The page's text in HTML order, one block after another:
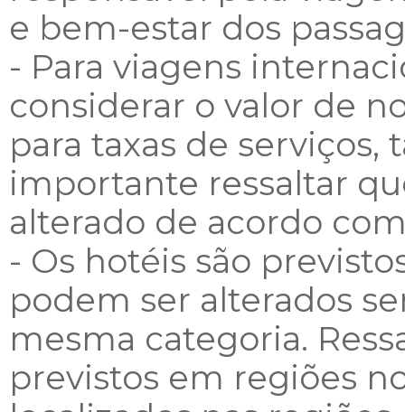
e bem-estar dos
- Para viagens
considerar o valor de
para taxas de serviços,
importante ressaltar
alterado de acordo
- Os hotéis são
podem ser alterados
mesma categoria.
previstos em regiões